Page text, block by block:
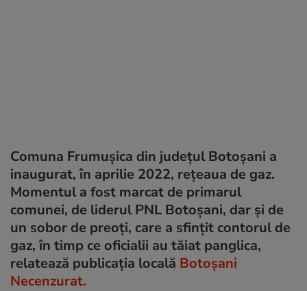
Comuna Frumușica din județul Botoșani a
inaugurat, în aprilie 2022, rețeaua de gaz.
Momentul a fost marcat de primarul
comunei, de liderul PNL Botoșani, dar și de
un sobor de preoți, care a sfințit contorul de
gaz, în timp ce oficialii au tăiat panglica,
relatează publicația locală Botoșani
Necenzurat.